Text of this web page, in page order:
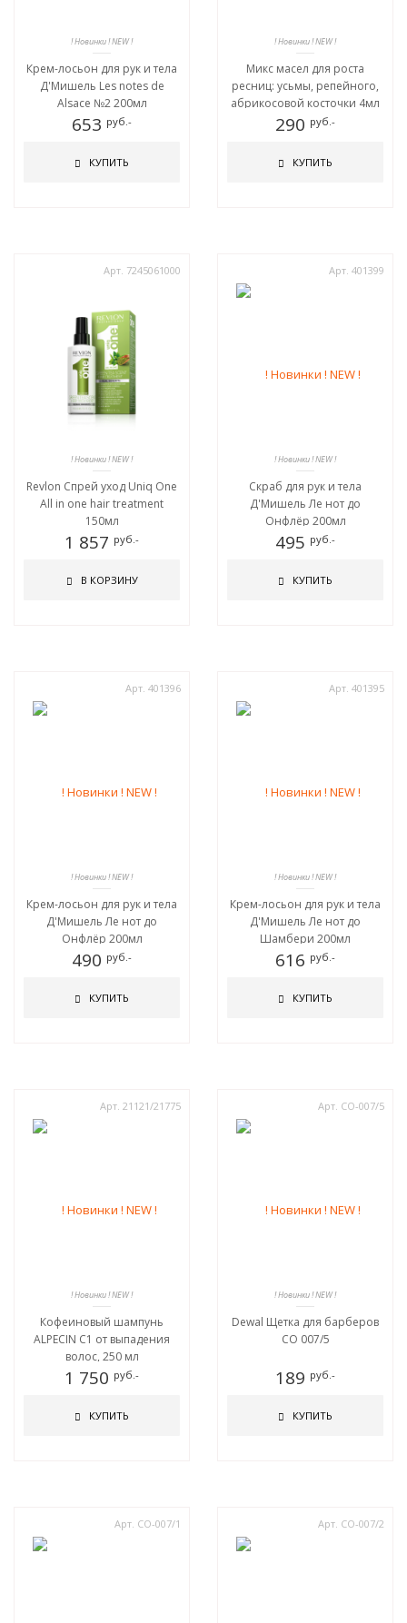
! Новинки ! NEW !
Крем-лосьон для рук и тела
Д'Мишель Les notes de
Alsace №2 200мл
653 руб.-
КУПИТЬ
! Новинки ! NEW !
Микс масел для роста
ресниц: усьмы, репейного,
абрикосовой косточки 4мл
290 руб.-
КУПИТЬ
Арт. 7245061000
! Новинки ! NEW !
Revlon Спрей уход Uniq One
All in one hair treatment
150мл
1 857 руб.-
В КОРЗИНУ
Арт. 401399
! Новинки ! NEW !
Скраб для рук и тела
Д'Мишель Ле нот до
Онфлёр 200мл
495 руб.-
КУПИТЬ
Арт. 401396
! Новинки ! NEW !
Крем-лосьон для рук и тела
Д'Мишель Ле нот до
Онфлёр 200мл
490 руб.-
КУПИТЬ
Арт. 401395
! Новинки ! NEW !
Крем-лосьон для рук и тела
Д'Мишель Ле нот до
Шамбери 200мл
616 руб.-
КУПИТЬ
Арт. 21121/21775
! Новинки ! NEW !
Кофеиновый шампунь
ALPECIN С1 от выпадения
волос, 250 мл
1 750 руб.-
КУПИТЬ
Арт. CO-007/5
! Новинки ! NEW !
Dewal Щетка для барберов
CO 007/5
189 руб.-
КУПИТЬ
Арт. CO-007/1 Арт. CO-007/2